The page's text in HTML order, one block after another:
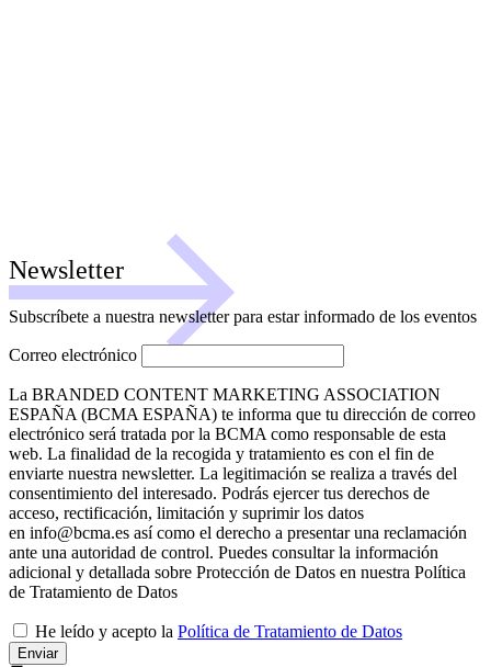
Newsletter
Subscríbete a nuestra newsletter para estar informado de los eventos
Correo electrónico
La BRANDED CONTENT MARKETING ASSOCIATION
ESPAÑA (BCMA ESPAÑA) te informa que tu dirección de correo
electrónico será tratada por la BCMA como responsable de esta
web. La finalidad de la recogida y tratamiento es con el fin de
enviarte nuestra newsletter. La legitimación se realiza a través del
consentimiento del interesado. Podrás ejercer tus derechos de
acceso, rectificación, limitación y suprimir los datos
en info@bcma.es así como el derecho a presentar una reclamación
ante una autoridad de control. Puedes consultar la información
adicional y detallada sobre Protección de Datos en nuestra Política
de Tratamiento de Datos
He leído y acepto la Política de Tratamiento de Datos